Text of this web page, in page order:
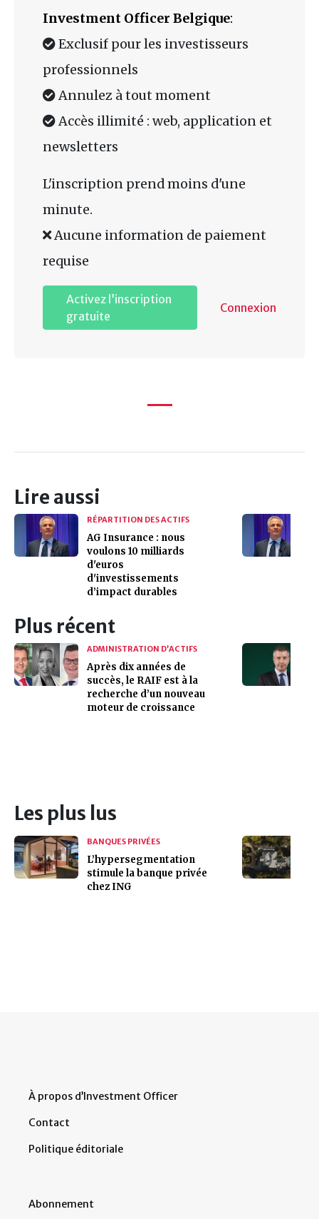
Investment Officer Belgique:
Exclusif pour les investisseurs
professionnels
Annulez à tout moment
Accès illimité : web, application et
newsletters
L'inscription prend moins d'une
minute.
Aucune information de paiement
requise
Activez l’inscription
gratuite
Connexion
Lire aussi
RÉPARTITION DES ACTIFS
AG Insurance : nous
voulons 10 milliards
d'euros
d'investissements
d’impact durables
Plus récent
ADMINISTRATION D’ACTIFS
Après dix années de
succès, le RAIF est à la
recherche d’un nouveau
moteur de croissance
Les plus lus
BANQUES PRIVÉES
L’hypersegmentation
stimule la banque privée
chez ING
À propos d’Investment Officer
Contact
Politique éditoriale
Abonnement